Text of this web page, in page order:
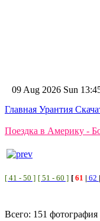
09 Aug 2026 Sun
Главная Урантия
Поездка в Америку -
[ 41 - 50 ] [ 51 - 60 ] [ 61 | 62 |
Всего: 151 фотография